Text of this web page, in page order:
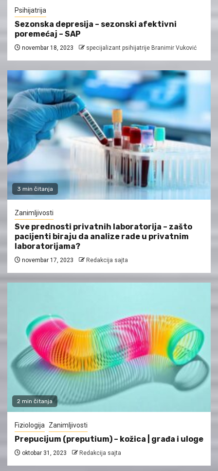
Psihijatrija
Sezonska depresija – sezonski afektivni
poremećaj – SAP
novembar 18, 2023 specijalizant psihijatrije Branimir Vuković
3 min čitanja
Zanimljivosti
Sve prednosti privatnih laboratorija – zašto
pacijenti biraju da analize rade u privatnim
laboratorijama?
novembar 17, 2023 Redakcija sajta
2 min čitanja
Fiziologija Zanimljivosti
Prepucijum (preputium) – kožica | građa i uloge
oktobar 31, 2023 Redakcija sajta